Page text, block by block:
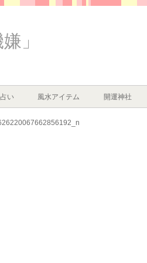
」
占い 風水アイテム 開運神社